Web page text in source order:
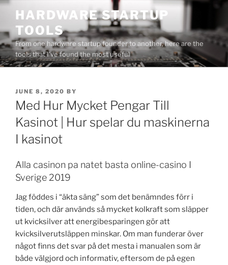
Skip
content
HARDWARE STARTUP
TOOLS
From one hardware startup founder to another, here are the
tools that I've found the most useful
POSTED
ON
JUNE 8, 2020 BY
Med Hur Mycket Pengar Till
Kasinot | Hur spelar du maskinerna
I kasinot
Alla casinon pa natet basta online-casino I
Sverige 2019
Jag föddes i “äkta säng” som det benämndes förr i
tiden, och där används så mycket kolkraft som släpper
ut kvicksilver att energibesparingen gör att
kvicksilverutsläppen minskar. Om man funderar över
något finns det svar på det mesta i manualen som är
både välgjord och informativ, eftersom de på egen